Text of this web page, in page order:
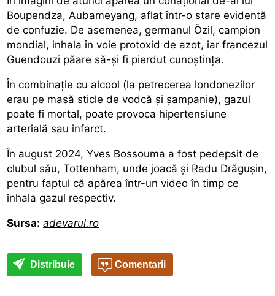
Boupendza, Aubameyang, aflat într-o stare evidentă
de confuzie. De asemenea, germanul Özil, campion
mondial, inhala în voie protoxid de azot, iar francezul
Guendouzi păare să-și fi pierdut cunoștința.
În combinație cu alcool (la petrecerea londonezilor
erau pe masă sticle de vodcă și șampanie), gazul
poate fi mortal, poate provoca hipertensiune
arterială sau infarct.
În august 2024, Yves Bossouma a fost pedepsit de
clubul său, Tottenham, unde joacă și Radu Drăgușin,
pentru faptul că apărea într-un video în timp ce
inhala gazul respectiv.
Sursa: adevarul.ro
Distribuie Comentarii